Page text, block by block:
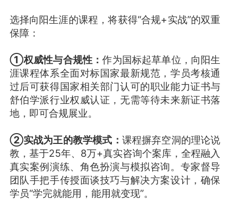
选择向阳生涯的课程，将获得“合规+实战”的双重
保障：
①权威性与合规性：作为国标起草单位，向阳生
涯课程体系全面对标国家最新规范，学员考核通
过后可获得国家相关部门认可的职业能力证书与
舒伯学派行业权威认证，无需等待未来新证书落
地，即可合规展业。
②实战为王的教学模式： 课程摒弃空洞的理论说
教，基于25年、8万+真实咨询个案库，全程融入
真实案例演练、角色扮演与模拟咨询。专家督导
团队手把手传授面谈技巧与解决方案设计，确保
学员“学完就能用，能用就变现”。